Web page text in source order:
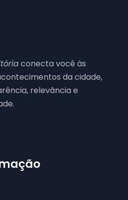
conecta você às
da cidade,
relevância e